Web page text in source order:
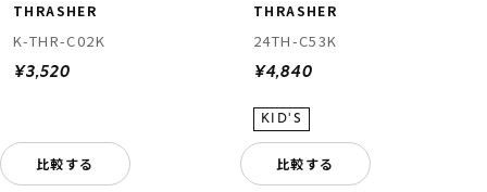
THRASHER
K-THR-C02K
¥3,520
比較する
THRASHER
24TH-C53K
¥4,840
比較する